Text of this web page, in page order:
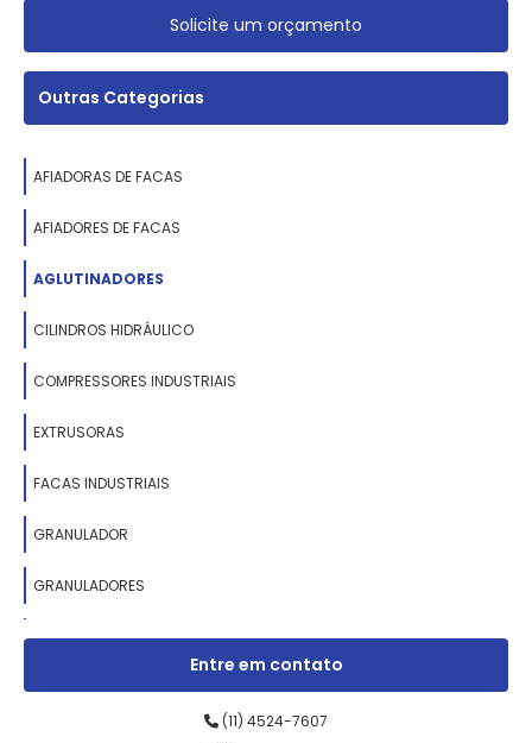
Solicite um orçamento
Outras Categorias
AFIADORAS DE FACAS
AFIADORES DE FACAS
AGLUTINADORES
CILINDROS HIDRÁULICO
COMPRESSORES INDUSTRIAIS
EXTRUSORAS
FACAS INDUSTRIAIS
GRANULADOR
GRANULADORES
MANUTENÇÃO DE UNIDADES HIDRÁULICAS
MÁQUINAS DE AFIAR FACAS
Entre em contato
(11) 4524-7607